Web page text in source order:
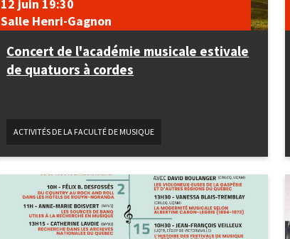
Concert de l'académie musicale estivale
de quatuors à cordes
12 juin 19:30
Salle Henri-Gagnon
ACTIVITÉS DE LA FACULTÉ DE MUSIQUE